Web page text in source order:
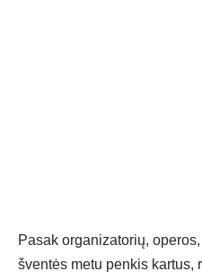
Pasak organizatorių,
šventės metu penkis kartus,